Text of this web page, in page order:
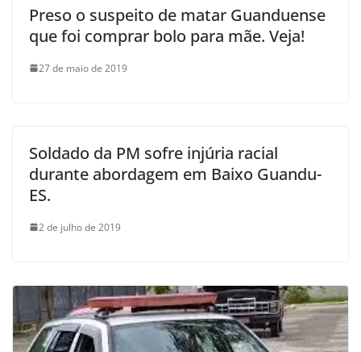
Preso o suspeito de matar Guanduense
que foi comprar bolo para mãe. Veja!
27 de maio de 2019
Soldado da PM sofre injúria racial
durante abordagem em Baixo Guandu-
ES.
2 de julho de 2019